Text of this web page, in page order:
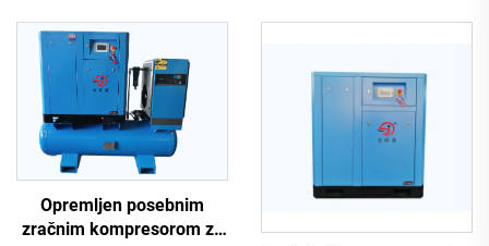
zračna pumpa
spa i ribnjak
Opremljen posebnim
zračnim kompresorom za